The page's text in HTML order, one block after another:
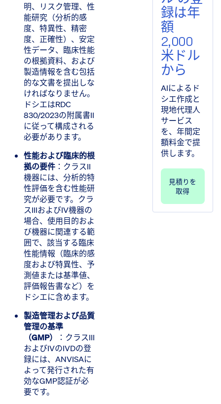
明、リスク管理、性
能研究（分析的感
度、特異性、精密
度、正確性）、安定
性データ、臨床性能
の根拠資料、および
製造情報を含む包括
的な文書を提出しな
ければなりません。
ドシエはRDC
830/2023の附属書II
に従って構成される
必要があります。
性能および臨床的根
拠の要件 ​：クラスII
機器には、分析的特
性評価を含む性能研
究が必要です。クラ
スIIIおよびIV機器の
場合、使用目的およ
び機器に関連する範
囲で、該当する臨床
性能情報（臨床的感
度および特異性、予
測値または基準値、
評価報告書など）を
ドシエに含めます。
製造管理および品質
管理の基準
（GMP）
​：クラスIII
およびIVのIVDの登
録には、ANVISAに
よって発行された有
効なGMP認証が必
要です。
録は年
額
2,000
米ドル
から
AIによるド
シエ作成と
現地代理人
サービス
を、年間定
額料金で提
供します。
見積りを
取得